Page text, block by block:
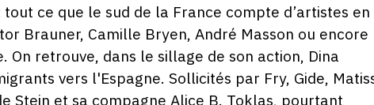
ce que le sud de la France compte d’artistes en
Brauner, Camille Bryen, André Masson ou encore
retrouve, dans le sillage de son action, Dina
vers l'Espagne. Sollicités par Fry, Gide,
Stein et sa compagne Alice B. Toklas, pourtant